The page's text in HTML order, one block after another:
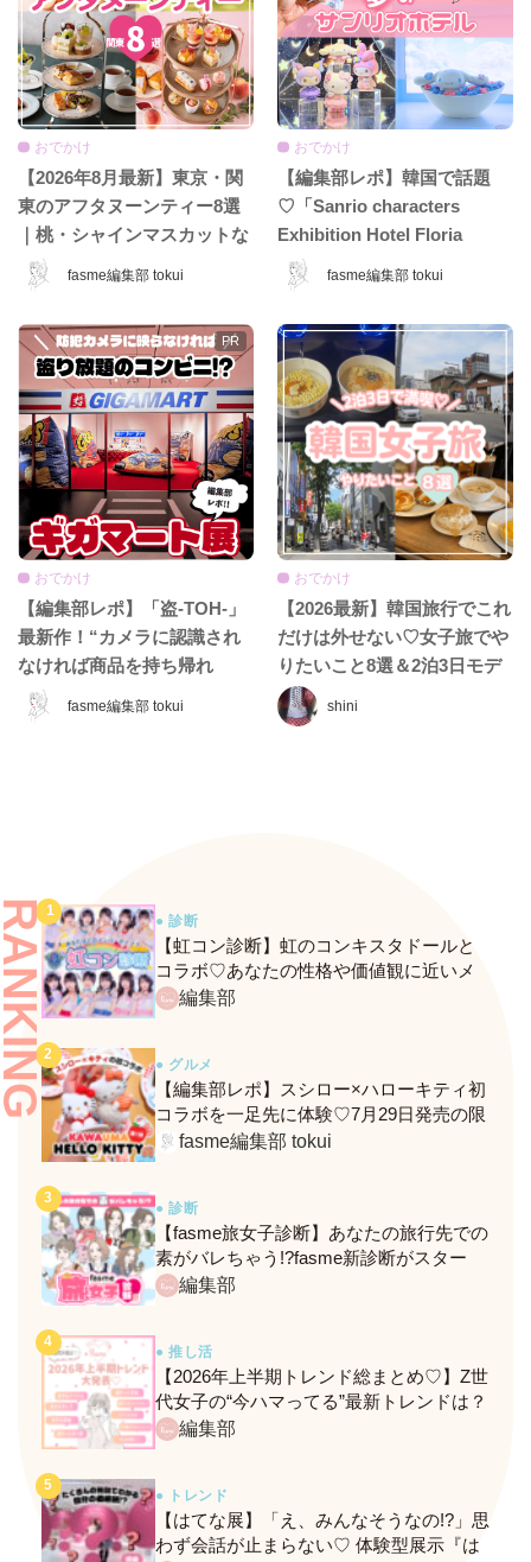
fasme編集部 tokui
おでかけ
【2026年8月最新】東京・関
東のアフタヌーンティー8選
｜桃・シャインマスカットな
ど夏限定ホテル＆カフェ特
集！
fasme編集部 tokui
おでかけ
【編集部レポ】韓国で話題
♡「Sanrio characters
Exhibition Hotel Floria
Tokyo」が日本上陸♡ 夢みた
いなホテル空間＆限定グッズ
をレポ！
fasme編集部 tokui
おでかけ
【編集部レポ】「盗-TOH-」
最新作！“カメラに認識され
なければ商品を持ち帰れ
る”『ギガマート展』に行っ
てきた♡
shini
おでかけ
【2026最新】韓国旅行でこれ
だけは外せない♡女子旅でや
りたいこと8選＆2泊3日モデ
ルコース
● 診断
【虹コン診断】虹のコンキスタドールと
コラボ♡あなたの性格や価値観に近いメ
ンバーがわかる、fasmeの新診断がスター
編集部
● グルメ
【編集部レポ】スシロー×ハローキティ初
コラボを一足先に体験♡7月29日発売の限
定メニュー＆グッズをレポ！
fasme編集部 tokui
● 診断
【fasme旅女子診断】あなたの旅行先での
素がバレちゃう!?fasme新診断がスター
ト！編集部
● 推し活
【2026年上半期トレンド総まとめ♡】Z世
代女子の“今ハマってる”最新トレンドは？
ネクストバズ予報もチェック♪
編集部
● トレンド
【はてな展】「え、みんなそうなの!?」思
わず会話が止まらない♡ 体験型展示『は